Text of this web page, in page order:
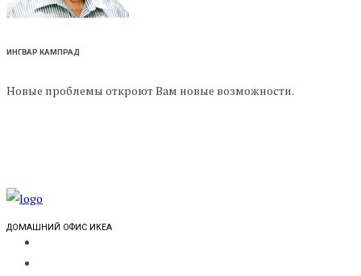
ИНГВАР КАМПРАД
Новые проблемы откроют Вам новые возможности.
ДОМАШНИЙ ОФИС ИКЕА